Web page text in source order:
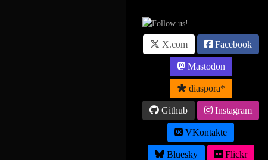
X.com Facebook
Mastodon
diaspora*
Github Instagram
VKontakte
Bluesky Flickr